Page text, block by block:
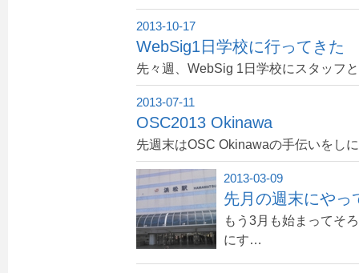
2013-10-17
WebSig1日学校に行ってきた
先々週、WebSig 1日学校にスタッフ
2013-07-11
OSC2013 Okinawa
先週末はOSC Okinawaの手伝いをし
2013-03-09
先月の週末にやっ
もう3月も始まってそ
にす…